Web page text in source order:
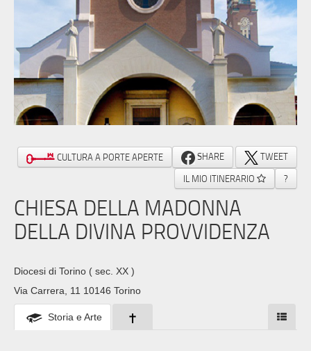
CULTURA A PORTE APERTE SHARE
TWEET
IL MIO ITINERARIO
?
CHIESA DELLA MADONNA
DELLA DIVINA PROVVIDENZA
Diocesi di Torino ( sec. XX )
Via Carrera, 11 10146 Torino
Storia e Arte